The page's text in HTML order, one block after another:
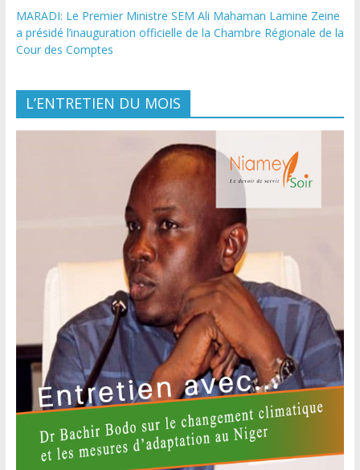
MARADI: Le Premier Ministre SEM Ali Mahaman Lamine Zeine
a présidé l’inauguration officielle de la Chambre Régionale de la
Cour des Comptes
L’ENTRETIEN DU MOIS